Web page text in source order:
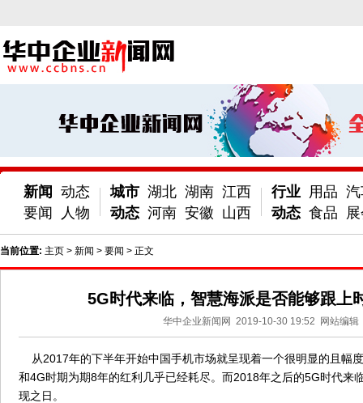
新闻
要闻
动态
人物
城市
动态
湖北 湖南 江西
河南 安徽 山西
行业
动态
用品
食品
当前位置: 主页 > 新闻 > 要闻 > 正文
5G时代来临，智慧海派是否能够跟上
华中企业新闻网 2019-10-30 19:52 网站编辑
从2017年的下半年开始中国手机市场就呈现着一个很明显的且幅
和4G时期为期8年的红利几乎已经耗尽。而2018年之后的5G时代来
现之日。